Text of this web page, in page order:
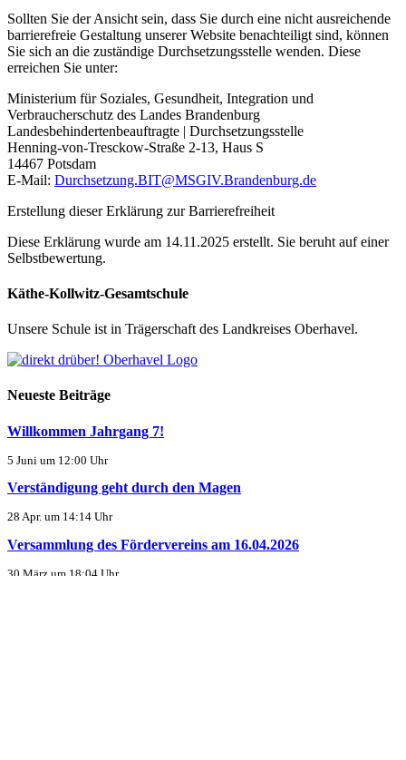
Sollten Sie der Ansicht sein, dass Sie durch eine nicht ausreichende
barrierefreie Gestaltung unserer Website benachteiligt sind, können
Sie sich an die zuständige Durchsetzungsstelle wenden. Diese
erreichen Sie unter:
Ministerium für Soziales, Gesundheit, Integration und
Verbraucherschutz des Landes Brandenburg
Landesbehindertenbeauftragte | Durchsetzungsstelle
Henning-von-Tresckow-Straße 2-13, Haus S
14467 Potsdam
E-Mail: Durchsetzung.BIT@MSGIV.Brandenburg.de
Erstellung dieser Erklärung zur Barrierefreiheit
Diese Erklärung wurde am 14.11.2025 erstellt. Sie beruht auf einer
Selbstbewertung.
Käthe-Kollwitz-Gesamtschule
Unsere Schule ist in Trägerschaft des Landkreises Oberhavel.
Neueste Beiträge
Willkommen Jahrgang 7!
5 Juni um 12:00 Uhr
Verständigung geht durch den Magen
28 Apr. um 14:14 Uhr
Versammlung des Fördervereins am 16.04.2026
30 März um 18:04 Uhr